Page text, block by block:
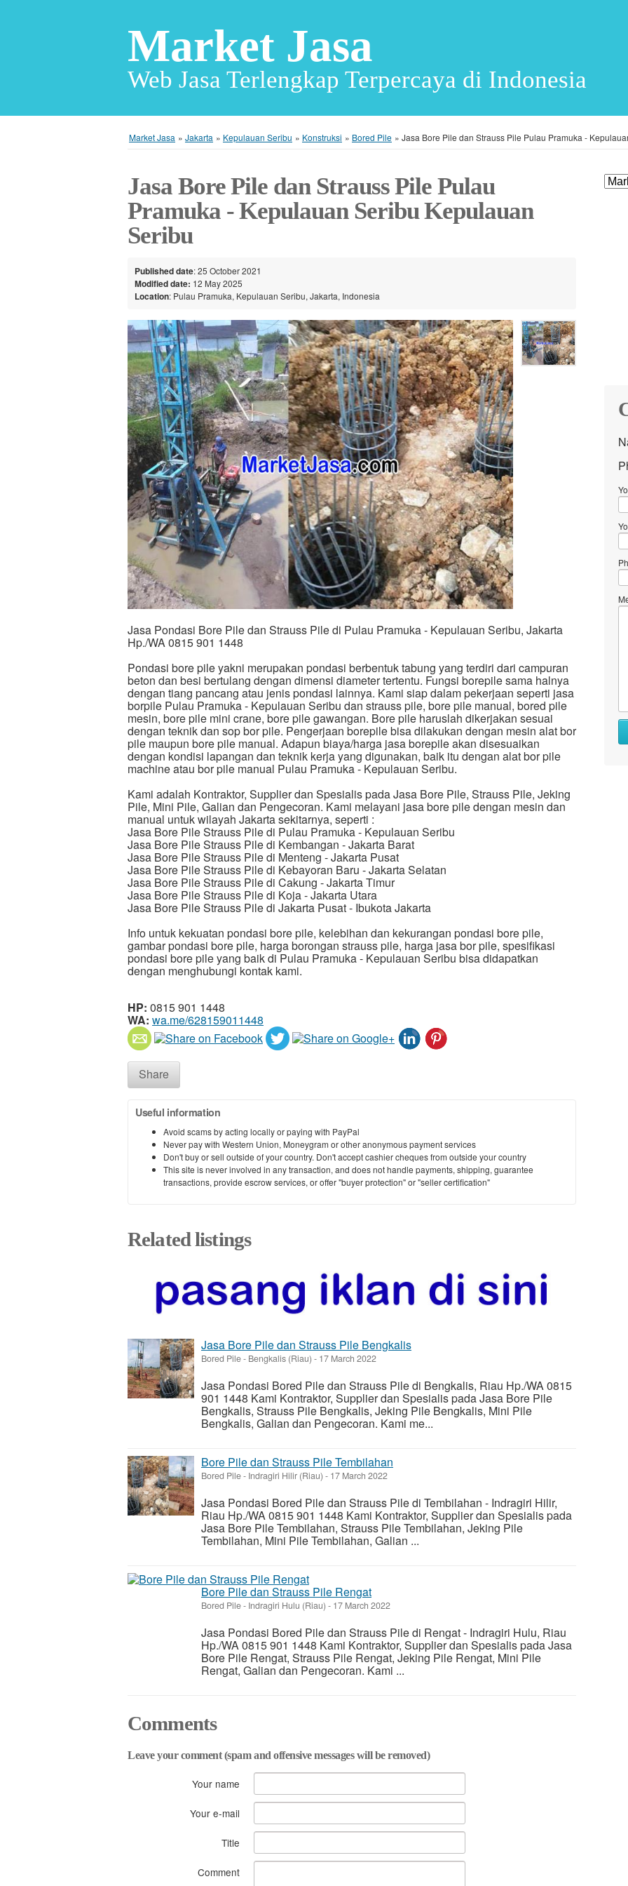
Market Jasa
Web Jasa Terlengkap Terpercaya di Indonesia
Market Jasa » Jakarta » Kepulauan Seribu » Konstruksi » Bored Pile » Jasa Bore Pile dan Strauss Pile Pulau Pramuka -
Jasa Bore Pile dan Strauss Pile Pulau
Pramuka - Kepulauan Seribu Kepulauan
Seribu
Published date: 25 October 2021
Modified date: 12 May 2025
Location: Pulau Pramuka, Kepulauan Seribu, Jakarta, Indonesia
Jasa Pondasi Bore Pile dan Strauss Pile di Pulau Pramuka - Kepulauan Seribu, Jakarta
Hp./WA 0815 901 1448
Pondasi bore pile yakni merupakan pondasi berbentuk tabung yang terdiri dari campuran
beton dan besi bertulang dengan dimensi diameter tertentu. Fungsi borepile sama halnya
dengan tiang pancang atau jenis pondasi lainnya. Kami siap dalam pekerjaan seperti jasa
borpile Pulau Pramuka - Kepulauan Seribu dan strauss pile, bore pile manual, bored pile
mesin, bore pile mini crane, bore pile gawangan. Bore pile haruslah dikerjakan sesuai
dengan teknik dan sop bor pile. Pengerjaan borepile bisa dilakukan dengan mesin alat bor
pile maupun bore pile manual. Adapun biaya/harga jasa borepile akan disesuaikan
dengan kondisi lapangan dan teknik kerja yang digunakan, baik itu dengan alat bor pile
machine atau bor pile manual Pulau Pramuka - Kepulauan Seribu.
Kami adalah Kontraktor, Supplier dan Spesialis pada Jasa Bore Pile, Strauss Pile, Jeking
Pile, Mini Pile, Galian dan Pengecoran. Kami melayani jasa bore pile dengan mesin dan
manual untuk wilayah Jakarta sekitarnya, seperti :
Jasa Bore Pile Strauss Pile di Pulau Pramuka - Kepulauan Seribu
Jasa Bore Pile Strauss Pile di Kembangan - Jakarta Barat
Jasa Bore Pile Strauss Pile di Menteng - Jakarta Pusat
Jasa Bore Pile Strauss Pile di Kebayoran Baru - Jakarta Selatan
Jasa Bore Pile Strauss Pile di Cakung - Jakarta Timur
Jasa Bore Pile Strauss Pile di Koja - Jakarta Utara
Jasa Bore Pile Strauss Pile di Jakarta Pusat - Ibukota Jakarta
Info untuk kekuatan pondasi bore pile, kelebihan dan kekurangan pondasi bore pile,
gambar pondasi bore pile, harga borongan strauss pile, harga jasa bor pile, spesifikasi
pondasi bore pile yang baik di Pulau Pramuka - Kepulauan Seribu bisa didapatkan
dengan menghubungi kontak kami.
HP: 0815 901 1448
WA: wa.me/628159011448
Share
Useful information
Avoid scams by acting locally or paying with PayPal
Never pay with Western Union, Moneygram or other anonymous payment services
Don't buy or sell outside of your country. Don't accept cashier cheques from outside your country
This site is never involved in any transaction, and does not handle payments, shipping, guarantee
transactions, provide escrow services, or offer "buyer protection" or "seller certification"
Related listings
Jasa Bore Pile dan Strauss Pile Bengkalis
Bored Pile- Bengkalis (Riau) - 17 March 2022
Jasa Pondasi Bored Pile dan Strauss Pile di Bengkalis, Riau Hp./WA 0815
901 1448 Kami Kontraktor, Supplier dan Spesialis pada Jasa Bore Pile
Bengkalis, Strauss Pile Bengkalis, Jeking Pile Bengkalis, Mini Pile
Bengkalis, Galian dan Pengecoran. Kami me...
Bore Pile dan Strauss Pile Tembilahan
Bored Pile- Indragiri Hilir (Riau) - 17 March 2022
Jasa Pondasi Bored Pile dan Strauss Pile di Tembilahan - Indragiri Hilir,
Riau Hp./WA 0815 901 1448 Kami Kontraktor, Supplier dan Spesialis pada
Jasa Bore Pile Tembilahan, Strauss Pile Tembilahan, Jeking Pile
Tembilahan, Mini Pile Tembilahan, Galian ...
Bore Pile dan Strauss Pile Rengat
Bored Pile- Indragiri Hulu (Riau) - 17 March 2022
Jasa Pondasi Bored Pile dan Strauss Pile di Rengat - Indragiri Hulu, Riau
Hp./WA 0815 901 1448 Kami Kontraktor, Supplier dan Spesialis pada Jasa
Bore Pile Rengat, Strauss Pile Rengat, Jeking Pile Rengat, Mini Pile
Rengat, Galian dan Pengecoran. Kami ...
Comments
Leave your comment (spam and offensive messages will be removed)
Your name
Your e-mail
Title
Comment